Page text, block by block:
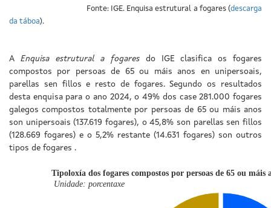
Fonte: IGE. Enquisa estrutural a fogares (descarga
da táboa).
A Enquisa estrutural a fogares do IGE clasifica os fogares
compostos por persoas de 65 ou máis anos en unipersoais,
parellas sen fillos e resto de fogares. Segundo os resultados
desta enquisa para o ano 2024, o 49% dos case 281.000 fogares
galegos compostos totalmente por persoas de 65 ou máis anos
son unipersoais (137.619 fogares), o 45,8% son parellas sen fillos
(128.669 fogares) e o 5,2% restante (14.631 fogares) son outros
tipos de fogares .
Tipoloxía dos fogares compostos por persoas de 65 ou máis
Unidade: porcentaxe